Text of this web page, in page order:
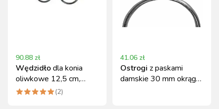
90.88 zł
Wędzidłodla konia
oliwkowe 12,5 cm,
blister, Covalliero
(2)
41.06 zł
Ostrogi z paskami
damskie 30 mm okrągłe